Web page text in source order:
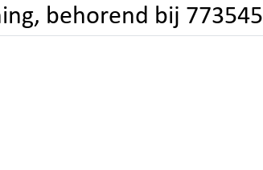
behorend bij 773545